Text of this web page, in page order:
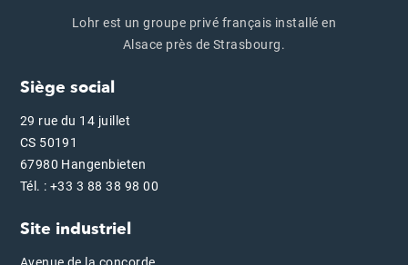
Lohr est un groupe privé français installé en
Alsace près de Strasbourg.
Siège social
29 rue du 14 juillet
CS 50191
67980 Hangenbieten
Tél. : +33 3 88 38 98 00
Site industriel